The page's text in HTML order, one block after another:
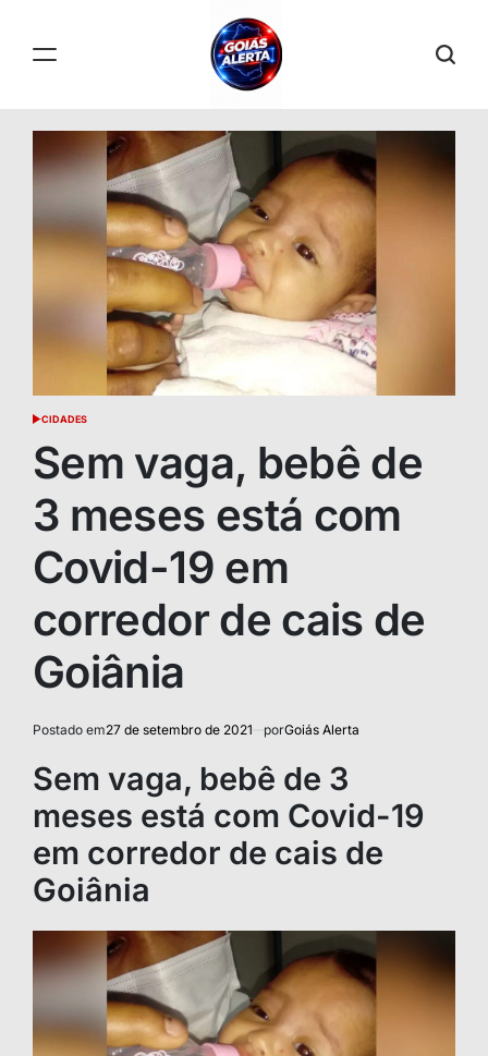
ALERTA
POSTED
CIDADES
Sem vaga, bebê de
3 meses está com
Covid-19 em
corredor de cais de
Goiânia
Postado em27 de setembro de 2021 porGoiás Alerta
Sem vaga, bebê de 3
meses está com Covid-19
em corredor de cais de
Goiânia